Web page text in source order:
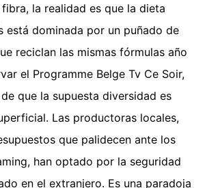
la realidad es que la dieta
está dominada por un puñado de
reciclan las mismas fórmulas año
el Programme Belge Tv Ce Soir,
que la supuesta diversidad es
Las productoras locales,
que palidecen ante los
han optado por la seguridad
en el extranjero. Es una paradoja